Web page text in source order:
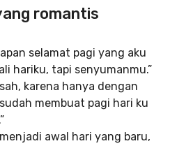
romantis
selamat pagi yang aku
hariku, tapi senyumanmu.”
karena hanya dengan
membuat pagi hari ku
awal hari yang baru,